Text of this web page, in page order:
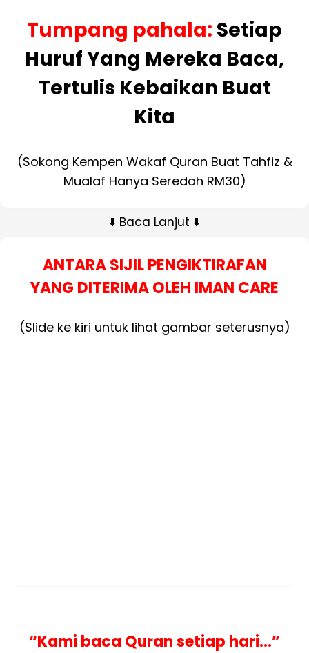
Tumpang pahala: Setiap
Huruf Yang Mereka Baca,
Tertulis Kebaikan Buat
Kita
(Sokong Kempen Wakaf Quran Buat Tahfiz &
Mualaf Hanya Seredah RM30)
⬇️ Baca Lanjut ⬇️
ANTARA SIJIL PENGIKTIRAFAN
YANG DITERIMA OLEH IMAN CARE
(Slide ke kiri untuk lihat gambar seterusnya)
“Kami baca Quran setiap hari…”